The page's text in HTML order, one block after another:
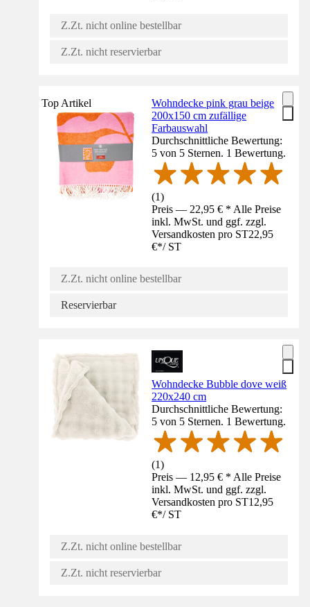
Z.Zt. nicht online bestellbar
Z.Zt. nicht reservierbar
Top Artikel
Wohndecke pink grau beige
200x150 cm zufällige
Farbauswahl
Durchschnittliche Bewertung:
5 von 5 Sternen. 1 Bewertung.
(1)
Preis — 22,95 € * Alle Preise
inkl. MwSt. und ggf. zzgl.
Versandkosten pro ST22,95
€*/ ST
Z.Zt. nicht online bestellbar
Reservierbar
Wohndecke Bubble dove weiß
220x240 cm
Durchschnittliche Bewertung:
5 von 5 Sternen. 1 Bewertung.
(1)
Preis — 12,95 € * Alle Preise
inkl. MwSt. und ggf. zzgl.
Versandkosten pro ST12,95
€*/ ST
Z.Zt. nicht online bestellbar
Z.Zt. nicht reservierbar